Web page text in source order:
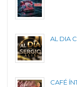
AL DIA
CAFÉ